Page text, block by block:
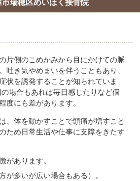
瑞穂区めいほく接骨院
片側のこめかみから目にかけての脈
吐き気やめまいを伴うこともあり、
状を誘発することが知られていま
場合もあれば毎日感じたりなど個
度にも差があります。
、体を動かすことで頭痛が増すこと
ため日常生活や仕事に支障をきたす
があります。
が多いが広い場合もある）。